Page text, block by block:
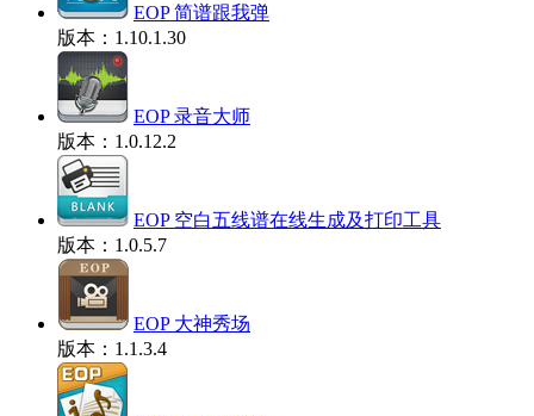
EOP 简谱跟我弹
版本：1.10.1.30
EOP 录音大师
版本：1.0.12.2
EOP 空白五线谱在线生成及打印工具
版本：1.0.5.7
EOP 大神秀场
版本：1.1.3.4